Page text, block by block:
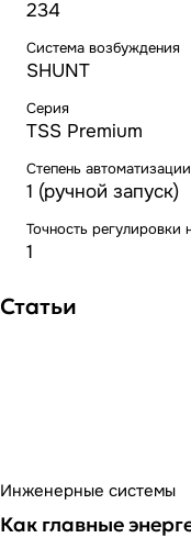
234
Система возбуждения
SHUNT
Серия
TSS Premium
Степень автоматизации
1 (ручной запуск)
Точность регулировки
1
Статьи
Инженерные системы
Как главные